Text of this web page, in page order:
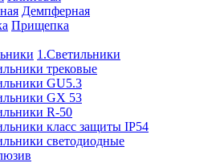
Демпферная
Прищепка
1.Светильники
трековые
GU5.3
GX 53
R-50
класс защиты IP54
светодиодные